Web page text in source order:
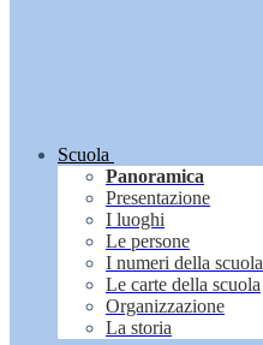
Scuola
Panoramica
Presentazione
I luoghi
Le persone
I numeri della scuola
Le carte della scuola
Organizzazione
La storia